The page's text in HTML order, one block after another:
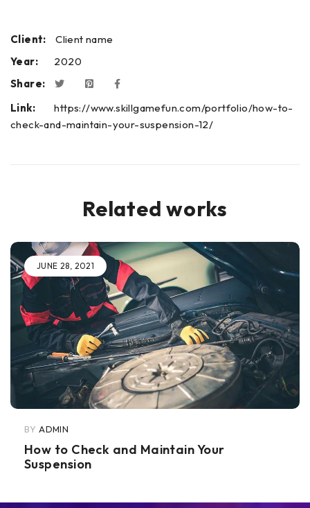
Client:
Client name
Year:
2020
Share:
Link:
https://www.skillgamefun.com/portfolio/how-to-
check-and-maintain-your-suspension-12/
Related works
JUNE 28, 2021
BY ADMIN
How to Check and Maintain Your
Suspension